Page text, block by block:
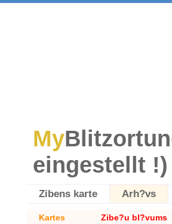
My
eingestellt !)
Zibens karte Arh?vs
Kartes Zibe?u bl?vums